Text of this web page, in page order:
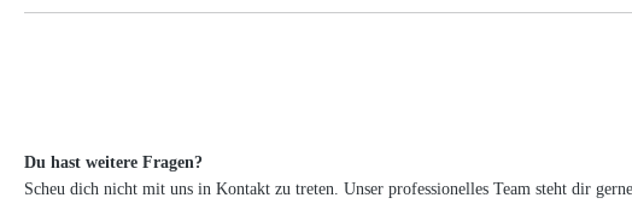
Du hast weitere Fragen?
Scheu dich nicht mit uns in Kontakt zu treten. Unser professionelles Team steht dir